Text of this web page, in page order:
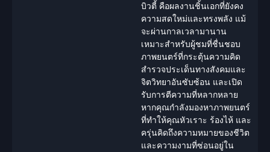
บิวตี้ คือผลงานชิ้นเอกที่ยังคง
ความสดใหม่และทรงพลัง แม้
จะผ่านกาลเวลามานาน
เหมาะสำหรับผู้ชมที่ชื่นชอบ
ภาพยนตร์ที่กระตุ้นความคิด
สำรวจประเด็นทางสังคมและ
จิตวิทยาอันซับซ้อน และเปิด
รับการตีความที่หลากหลาย
หากคุณกำลังมองหาภาพยนตร์
ที่ทำให้คุณหัวเราะ ร้องไห้ และ
ครุ่นคิดถึงความหมายของชีวิต
และความงามที่ซ่อนอยู่ใน